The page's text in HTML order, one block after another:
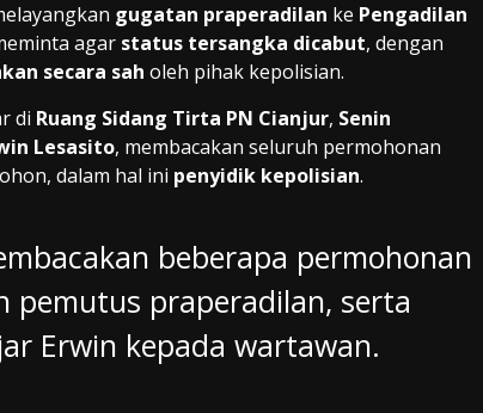
gugatan praperadilan ke Pengadilan
agar status tersangka dicabut, dengan
secara sah oleh pihak kepolisian.
di Ruang Sidang Tirta PN Cianjur, Senin
Lesasito, membacakan seluruh permohonan
dalam hal ini penyidik kepolisian.
beberapa permohonan
pemutus praperadilan, serta
Erwin kepada wartawan.